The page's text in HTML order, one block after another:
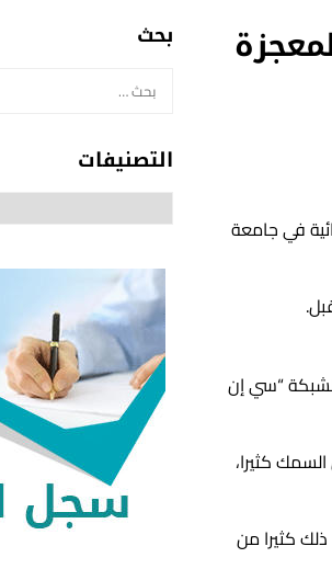
في جامعة
لشبكة “سي إن
كثيرا،
ذلك كثيرا من
بحث
التصنيفات